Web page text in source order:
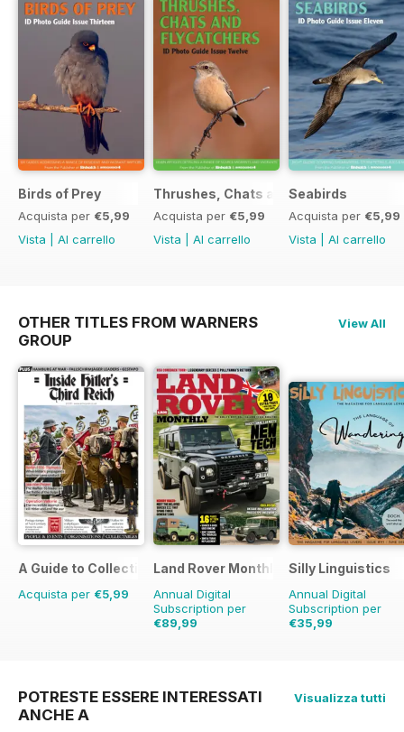
Birds of Prey
Acquista per €5,99
Vista
Al carrello
Thrushes, Chats and Flycatchers
Acquista per €5,99
Vista
Al carrello
Seabirds
Acquista per €5,99
Vista
Al carrello
OTHER TITLES FROM WARNERS
GROUP
View All
A Guide to Collecting German Militaria
Acquista per €5,99
Land Rover Monthly
Annual Digital
Subscription per
€89,99
Silly Linguistics
Annual Digital
Subscription per
€35,99
POTRESTE ESSERE INTERESSATI
ANCHE A
Visualizza tutti